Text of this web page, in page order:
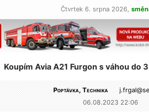
Čtvrtek 6. srpna 2026,
Koupím Avia A21 Furgon s váhou do
Poptávka, Technika j.frgal@
06.08.2023 22:06